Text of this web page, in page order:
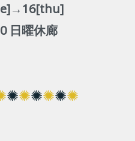
日曜休廊
✺✺✺✺✺✺